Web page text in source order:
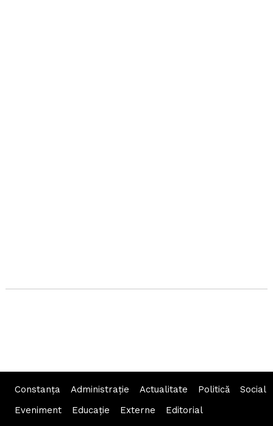
Constanța Administraţie Actualitate Politică
Social
Eveniment
Educaţie Externe
Editorial